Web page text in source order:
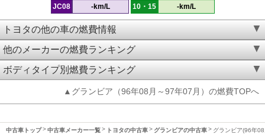
JC08 -km/L 10・15 -km/L
トヨタの他の車の燃費情報
他のメーカーの燃費ランキング
ボディタイプ別燃費ランキング
▲グランビア（96年08月～97年07月）の燃費TOPへ
中古車トップ 中古車メーカー一覧 トヨタの中古車 グランビアの中古車 グランビア(96年